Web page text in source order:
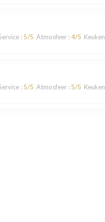
: 5/5 Atmosfeer : 4/5 Keuken
: 5/5 Atmosfeer : 5/5 Keuken